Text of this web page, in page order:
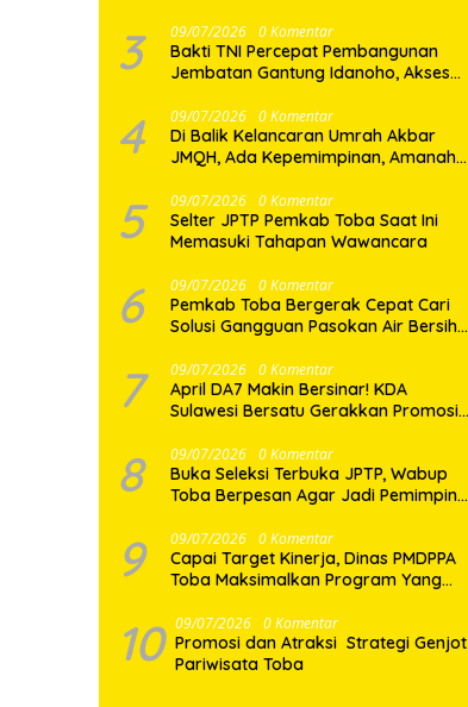
Muda
3 09/07/2026 0 Komentar
Bakti TNI Percepat Pembangunan
Jembatan Gantung Idanoho, Akses
Pulih
4 09/07/2026 0 Komentar
Di Balik Kelancaran Umrah Akbar
JMQH, Ada Kepemimpinan, Amanah,
5 09/07/2026 0 Komentar
Selter JPTP Pemkab Toba Saat Ini
Memasuki Tahapan Wawancara
6 09/07/2026 0 Komentar
Pemkab Toba Bergerak Cepat Cari
Solusi Gangguan Pasokan Air Bersih
7 09/07/2026 0 Komentar
April DA7 Makin Bersinar! KDA
Sulawesi Bersatu Gerakkan Promosi
8 09/07/2026 0 Komentar
Buka Seleksi Terbuka JPTP, Wabup
Toba Berpesan Agar Jadi Pemimpin
9 09/07/2026 0 Komentar
Capai Target Kinerja, Dinas PMDPPA
Toba Maksimalkan Program Yang
10 09/07/2026 0 Komentar
Promosi dan Atraksi Strategi Genjot
Pariwisata Toba